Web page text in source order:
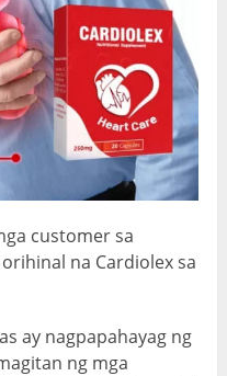
customer sa
na Cardiolexsa
ay nagpapahayag ng
ng mga